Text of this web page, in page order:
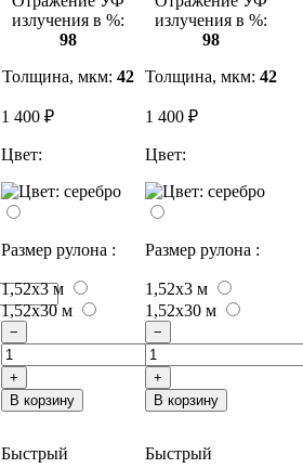
излучения в %:
98
Толщина, мкм: 42
1 400 ₽
Цвет:
Размер рулона :
1,52x3 м
1,52x30 м
−
+
В корзину
излучения в %:
98
Толщина, мкм:42
1 400 ₽
Цвет:
Размер рулона :
1,52x3 м
1,52x30 м
−
+
В корзину
Быстрый
Быстрый